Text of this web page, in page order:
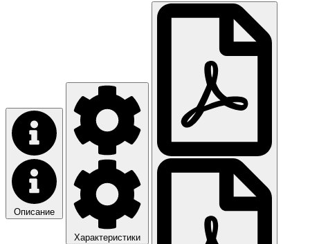
Описание
Характеристики